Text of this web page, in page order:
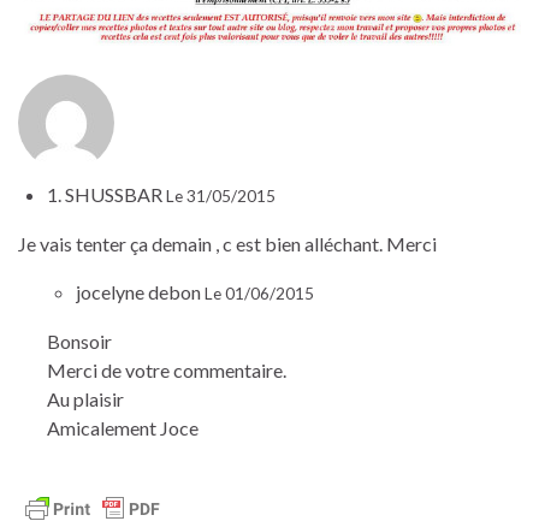
1. SHUSSBARLe 31/05/2015
Je vais tenter ça demain , c est bien alléchant. Merci
jocelyne debonLe 01/06/2015
Bonsoir
Merci de votre commentaire.
Au plaisir
Amicalement Joce